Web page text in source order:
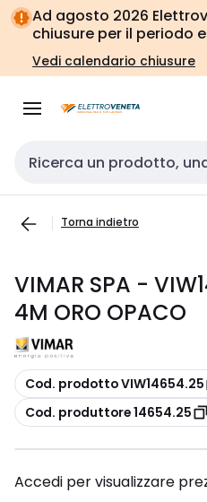
Vai alla
navigazione
Vai
alla
pagina
Ad agosto 2026
chiusure per il periodo
Vedi calendario chiusure
Cerca input
Torna indietro
VIMAR SPA -
4M ORO OPACO
copia
Cod. prodotto VIW14654.25
copia
Cod. produttore 14654.25
Accedi per visualizzare